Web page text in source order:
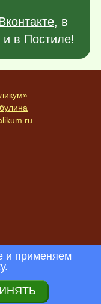
, в
и в Постиле!
и применяем
.